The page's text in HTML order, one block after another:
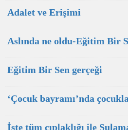
Adalet ve Erişimi
Aslında ne oldu-Eğitim Bir
Eğitim Bir Sen gerçeği
‘Çocuk bayramı’nda
İşte tüm çıplaklığı ile